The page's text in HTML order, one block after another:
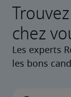
chez
Les experts
les bons